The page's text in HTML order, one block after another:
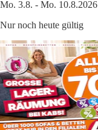
Mo. 3.8. - Mo. 10.8.2026
Nur noch heute gültig